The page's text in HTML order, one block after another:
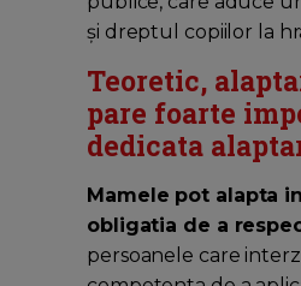
și dreptul copiilor la
Teoretic,
pare foarte
dedicata
Mamele pot alapta
obligatia de a
persoanele care